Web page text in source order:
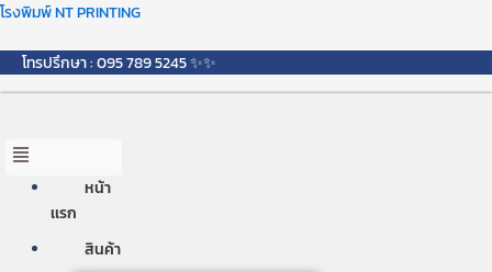
Skip
content
โรงพิมพ์ NT PRINTING
โทรปรึกษา : 095 789 5245 ✨✨
Menu
หน้า
เเรก
สินค้า